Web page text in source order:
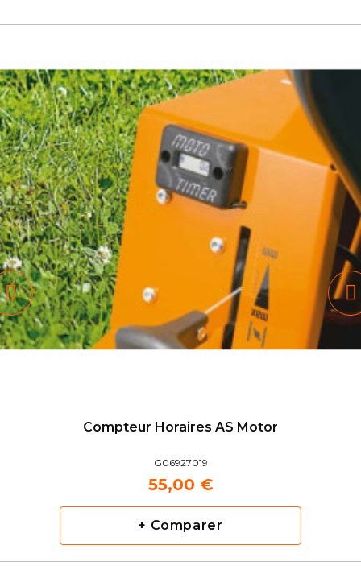
Compteur Horaires AS Motor
G06927019
55,00 €
+ Comparer